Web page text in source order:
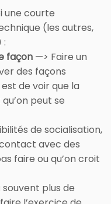
une courte
(les autres,
:
façon —> Faire un
des façons
de voir que la
peut se
de socialisation,
avec des
faire ou qu’on croit
plus de